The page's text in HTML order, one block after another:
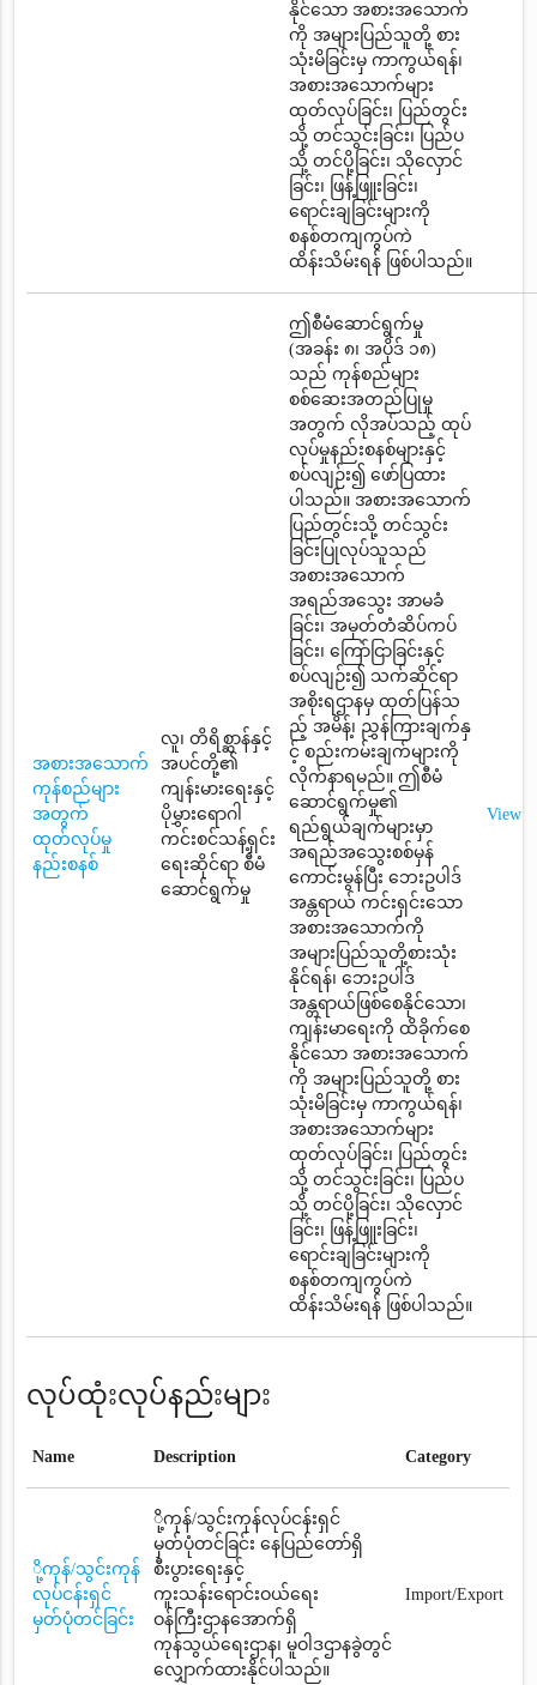
နိုင်သော အစားအသောက်
ကို အများပြည်သူတို့ စား
သုံးမိခြင်းမှ ကာကွယ်ရန်၊
အစားအသောက်များ
ထုတ်လုပ်ခြင်း၊ ပြည်တွင်း
သို့ တင်သွင်းခြင်း၊ ပြည်ပ
သို့ တင်ပို့ခြင်း၊ သိုလှောင်
ခြင်း၊ ဖြန့်ဖြူးခြင်း၊
ရောင်းချခြင်းများကို
စနစ်တကျကွပ်ကဲ
ထိန်းသိမ်းရန် ဖြစ်ပါသည်။
အစားအသောက်
ကုန်စည်များ
အတွက်
ထုတ်လုပ်မှု
နည်းစနစ်
လူ၊ တိရိစ္ဆာန်နှင့်
အပင်တို့၏
ကျန်းမားရေးနှင့်
ပိုမွှားရောဂါ
ကင်းစင်သန့်ရှင်း
ရေးဆိုင်ရာ စီမံ
ဆောင်ရွက်မှု
ဤစီမံဆောင်ရွက်မှု
(အခန်း ၈၊ အပိုဒ် ၁၈)
သည် ကုန်စည်များ
စစ်ဆေးအတည်ပြုမှု
အတွက် လိုအပ်သည့် ထုပ်
လုပ်မှုနည်းစနစ်များနှင့်
စပ်လျဉ်း၍ ဖော်ပြထား
ပါသည်။ အစားအသောက်
ပြည်တွင်းသို့ တင်သွင်း
ခြင်းပြုလုပ်သူသည်
အစားအသောက်
အရည်အသွေး အာမခံ
ခြင်း၊ အမှတ်တံဆိပ်ကပ်
ခြင်း၊ ကြော်ငြာခြင်းနှင့်
စပ်လျဉ်း၍ သက်ဆိုင်ရာ
အစိုးရဌာနမှ ထုတ်ပြန်သ
ည့် အမိန့်၊ ညွှန်ကြားချက်နှ
င့် စည်းကမ်းချက်များကို
လိုက်နာရမည်။ ဤစီမံ
ဆောင်ရွက်မှု၏
ရည်ရွယ်ချက်များမှာ
အရည်အသွေးစစ်မှန်
ကောင်းမွန်ပြီး ဘေးဥပါဒ်
အန္တရာယ် ကင်းရှင်းသော
အစားအသောက်ကို
အများပြည်သူတို့စားသုံး
နိုင်ရန်၊ ဘေးဥပါဒ်
အန္တရာယ်ဖြစ်စေနိုင်သော၊
ကျန်းမာရေးကို ထိခိုက်စေ
နိုင်သော အစားအသောက်
ကို အများပြည်သူတို့ စား
သုံးမိခြင်းမှ ကာကွယ်ရန်၊
အစားအသောက်များ
ထုတ်လုပ်ခြင်း၊ ပြည်တွင်း
သို့ တင်သွင်းခြင်း၊ ပြည်ပ
သို့ တင်ပို့ခြင်း၊ သိုလှောင်
ခြင်း၊ ဖြန့်ဖြူးခြင်း၊
ရောင်းချခြင်းများကို
စနစ်တကျကွပ်ကဲ
ထိန်းသိမ်းရန် ဖြစ်ပါသည်။
View
လုပ်ထုံးလုပ်နည်းများ
Name Description Category
ို့ကုန်/သွင်းကုန်
လုပ်ငန်းရှင်
မှတ်ပုံတင်ခြင်း
ို့ကုန်/သွင်းကုန်လုပ်ငန်းရှင်
မှတ်ပုံတင်ခြင်း နေပြည်တော်ရှိ
စီးပွားရေးနှင့်
ကူးသန်းရောင်းဝယ်ရေး
ဝန်ကြီးဌာနအောက်ရှိ
ကုန်သွယ်ရေးဌာန၊ မူဝါဒဌာနခွဲတွင်
လျှောက်ထားနိုင်ပါသည်။
Import/Export